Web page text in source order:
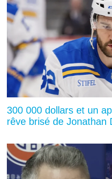
300 000 dollars et un
rêve brisé de Jonathan